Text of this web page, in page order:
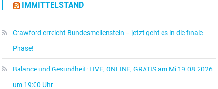
IMMITTELSTAND
Crawford erreicht Bundesmeilenstein – jetzt geht es in die finale
Phase!
Balance und Gesundheit: LIVE, ONLINE, GRATIS am Mi 19.08.2026
um 19:00 Uhr